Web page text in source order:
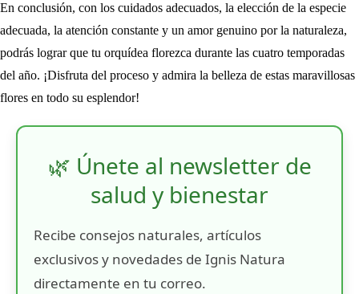
En conclusión, con los cuidados adecuados, la elección de la especie
adecuada, la atención constante y un amor genuino por la naturaleza,
podrás lograr que tu orquídea florezca durante las cuatro temporadas
del año. ¡Disfruta del proceso y admira la belleza de estas maravillosas
flores en todo su esplendor!
🌿 Únete al newsletter de
salud y bienestar
Recibe consejos naturales, artículos
exclusivos y novedades de Ignis Natura
directamente en tu correo.